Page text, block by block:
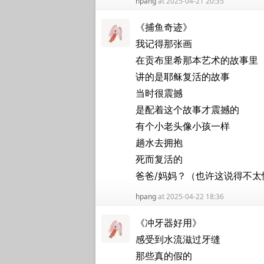
《捕鱼奇迹》
我记得那张画
在贡布里希那本艺术的故事里
讲的是耶稣复活的故事
当时很震撼
是配着这个故事才震撼的
有个小老头像小孩一样
趟水去拥抱
死而复活的
爸爸/妈妈？（也许这说得不太
hpangat 2025-04-22 18:36
《冲牙器好用》
感受到水流滋过牙缝
那些真的假的